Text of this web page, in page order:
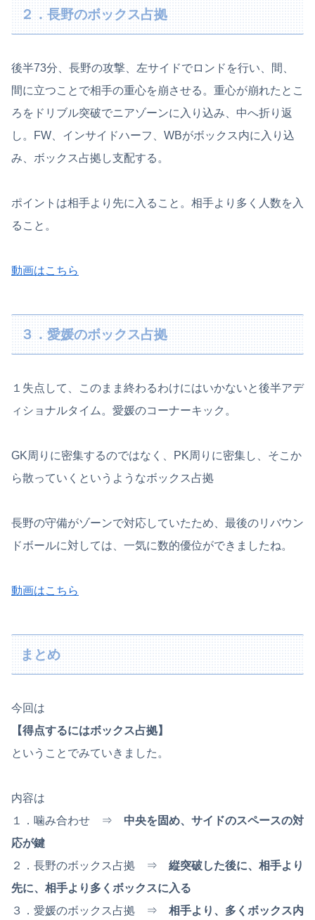
２．長野のボックス占拠
後半73分、長野の攻撃、左サイドでロンドを行い、間、
間に立つことで相手の重心を崩させる。重心が崩れたとこ
ろをドリブル突破でニアゾーンに入り込み、中へ折り返
し。FW、インサイドハーフ、WBがボックス内に入り込
み、ボックス占拠し支配する。
ポイントは相手より先に入ること。相手より多く人数を入
ること。
動画はこちら
３．愛媛のボックス占拠
１失点して、このまま終わるわけにはいかないと後半アデ
ィショナルタイム。愛媛のコーナーキック。
GK周りに密集するのではなく、PK周りに密集し、そこか
ら散っていくというようなボックス占拠
長野の守備がゾーンで対応していたため、最後のリバウン
ドボールに対しては、一気に数的優位ができましたね。
動画はこちら
まとめ
今回は
【得点するにはボックス占拠】
ということでみていきました。
内容は
１．噛み合わせ ⇒ 中央を固め、サイドのスペースの対
応が鍵
２．長野のボックス占拠 ⇒ 縦突破した後に、相手より
先に、相手より多くボックスに入る
３．愛媛のボックス占拠 ⇒ 相手より、多くボックス内